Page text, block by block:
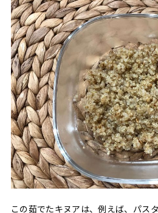
この茹でたキヌアは、例えば、パス